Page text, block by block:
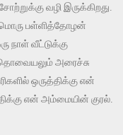
வழி இருக்கிறது.
பள்ளித்தோழன்
நாள் வீட்டுக்கு
அரைச்சு
ஒருத்திக்கு என்
என் அம்மையின் குரல்.